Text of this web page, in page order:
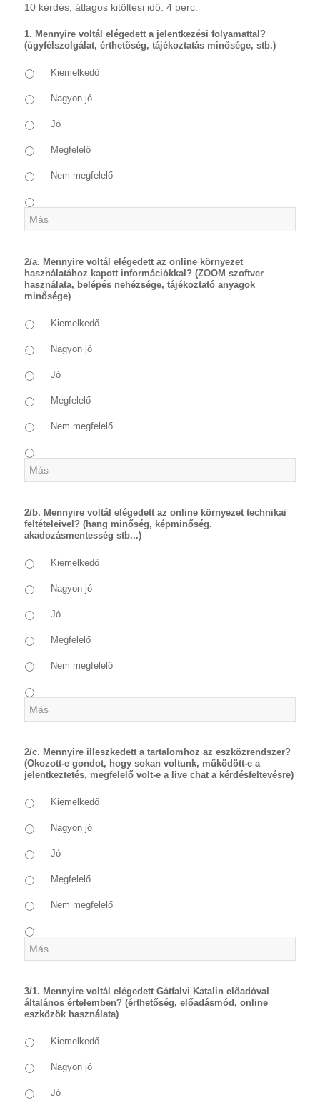
10 kérdés, átlagos kitöltési idő: 4 perc.
1. Mennyire voltál elégedett a jelentkezési folyamattal?
(ügyfélszolgálat, érthetőség, tájékoztatás minősége, stb.)
Kiemelkedő
Nagyon jó
Jó
Megfelelő
Nem megfelelő
2/a. Mennyire voltál elégedett az online környezet
használatához kapott információkkal? (ZOOM szoftver
használata, belépés nehézsége, tájékoztató anyagok
minősége)
Kiemelkedő
Nagyon jó
Jó
Megfelelő
Nem megfelelő
2/b. Mennyire voltál elégedett az online környezet technikai
feltételeivel? (hang minőség, képminőség.
akadozásmentesség stb...)
Kiemelkedő
Nagyon jó
Jó
Megfelelő
Nem megfelelő
2/c. Mennyire illeszkedett a tartalomhoz az eszközrendszer?
(Okozott-e gondot, hogy sokan voltunk, működött-e a
jelentkeztetés, megfelelő volt-e a live chat a kérdésfeltevésre)
Kiemelkedő
Nagyon jó
Jó
Megfelelő
Nem megfelelő
3/1. Mennyire voltál elégedett Gátfalvi Katalin előadóval
általános értelemben? (érthetőség, előadásmód, online
eszközök használata)
Kiemelkedő
Nagyon jó
Jó